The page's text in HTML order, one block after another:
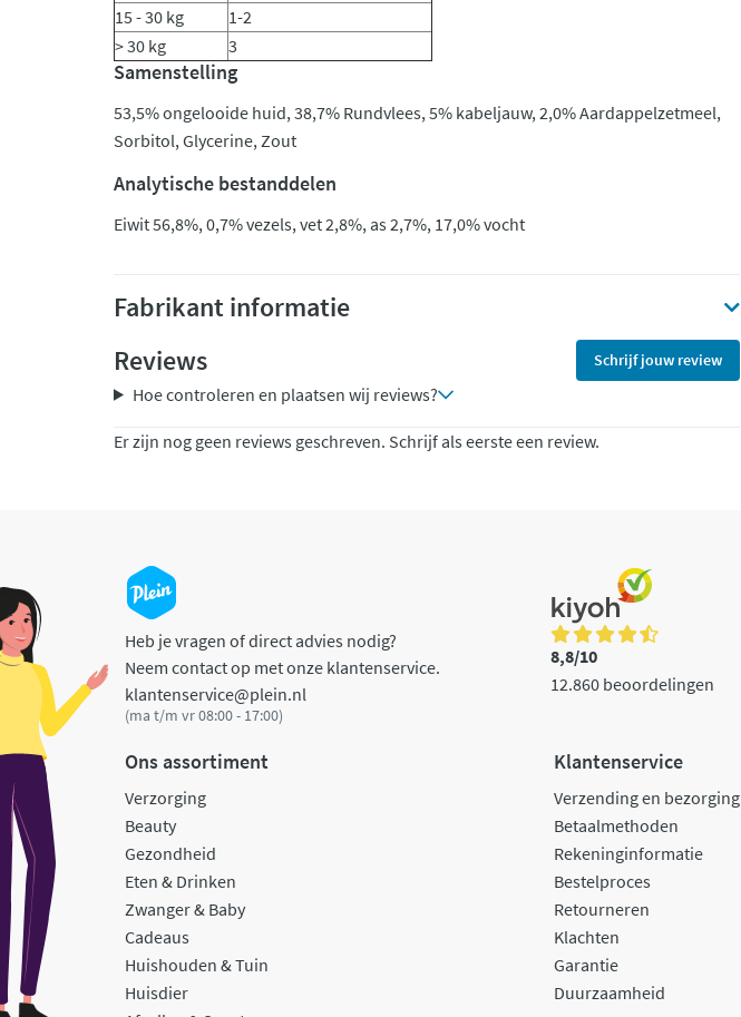
15 - 30 kg
1-2
> 30 kg
3
Samenstelling
53,5% ongelooide huid, 38,7% Rundvlees, 5% kabeljauw, 2,0% Aardappelzetmeel,
Sorbitol, Glycerine, Zout
Analytische bestanddelen
Eiwit 56,8%, 0,7% vezels, vet 2,8%, as 2,7%, 17,0% vocht
Fabrikant informatie
Reviews
Schrijf jouw review
Hoe controleren en plaatsen wij reviews?
Er zijn nog geen reviews geschreven. Schrijf als eerste een review.
Heb je vragen of direct advies nodig?
Neem contact op met onze klantenservice.
klantenservice@plein.nl
(ma t/m vr 08:00 - 17:00)
8,8/10
12.860 beoordelingen
Ons assortiment
Verzorging
Beauty
Gezondheid
Eten & Drinken
Zwanger & Baby
Cadeaus
Huishouden & Tuin
Huisdier
Klantenservice
Verzending en bezorging
Betaalmethoden
Rekeninginformatie
Bestelproces
Retourneren
Klachten
Garantie
Duurzaamheid